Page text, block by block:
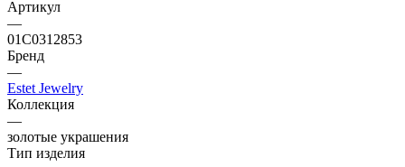
Артикул
—
01С0312853
Бренд
—
Estet Jewelry
Коллекция
—
золотые украшения
Тип изделия